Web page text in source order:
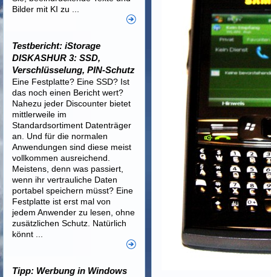
Bilder mit KI zu ...
Testbericht: iStorage
DISKASHUR 3: SSD,
Verschlüsselung, PIN-Schutz
Eine Festplatte? Eine SSD? Ist
das noch einen Bericht wert?
Nahezu jeder Discounter bietet
mittlerweile im
Standardsortiment Datenträger
an. Und für die normalen
Anwendungen sind diese meist
vollkommen ausreichend.
Meistens, denn was passiert,
wenn ihr vertrauliche Daten
portabel speichern müsst? Eine
Festplatte ist erst mal von
jedem Anwender zu lesen, ohne
zusätzlichen Schutz. Natürlich
könnt ...
Tipp: Werbung in Windows